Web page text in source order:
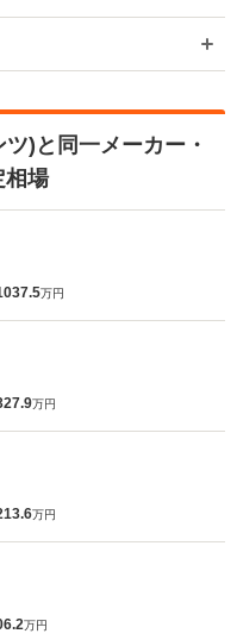
)と同一メーカー・
相場
万円
万円
万円
万円